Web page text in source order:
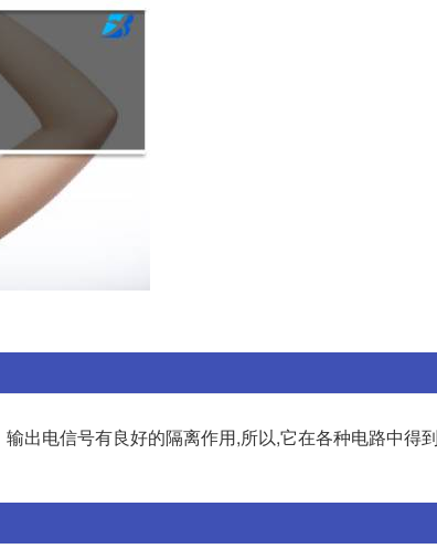
输出电信号有良好的隔离作用,所以,它在各种电路中得